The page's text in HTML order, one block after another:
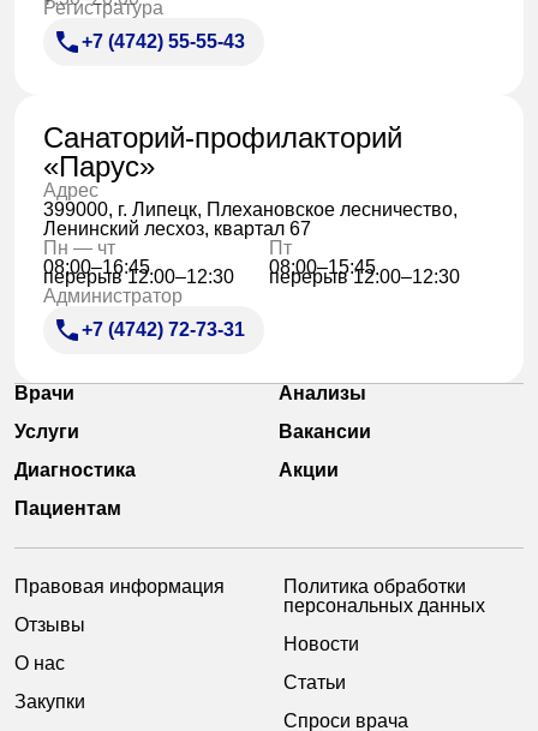
Регистратура
+7 (4742) 55-55-43
Санаторий-профилакторий
«Парус»
Адрес
399000, г. Липецк, Плехановское лесничество,
Ленинский лесхоз, квартал 67
Пн — чт
08:00–16:45
перерыв 12:00–12:30
Пт
08:00–15:45
перерыв 12:00–12:30
Администратор
+7 (4742) 72-73-31
Врачи
Анализы
Услуги
Вакансии
Диагностика
Акции
Пациентам
Правовая информация
Отзывы
О нас
Закупки
Политика обработки
персональных данных
Новости
Статьи
Спроси врача